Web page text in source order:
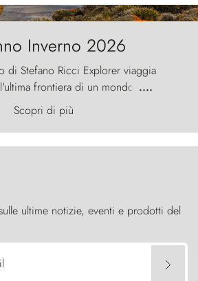
Inverno 2026
di Stefano Ricci Explorer viaggia
frontiera di un mondo
il vento scolpisce la natura con
e le Torres del Paine sfidano il
sentinelle di pietra.
....
Scopri di più
ultime notizie, eventi e prodotti del